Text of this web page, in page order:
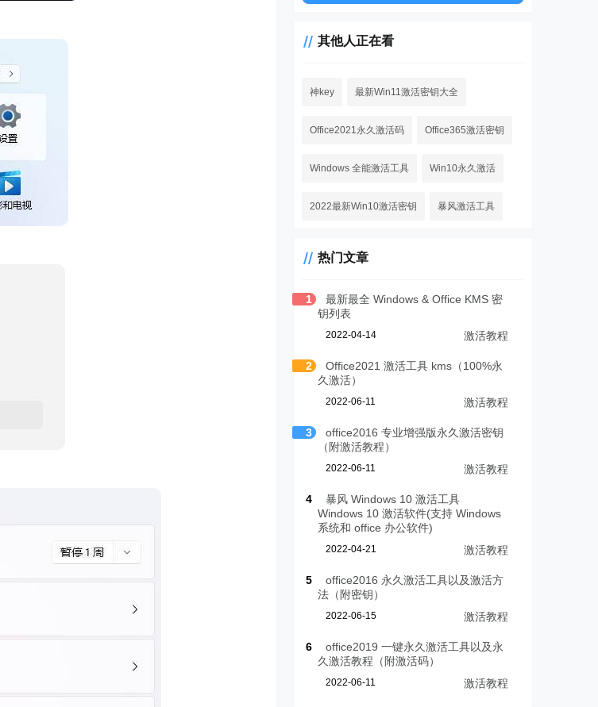
其他人正在看
神key 最新Win11激活密钥大全
Office2021永久激活码 Office365激活密钥
Windows 全能激活工具 Win10永久激活
2022最新Win10激活密钥 暴风激活工具
热门文章
1
最新最全 Windows & Office KMS 密
钥列表
2022-04-14 激活教程
2
Office2021 激活工具 kms（100%永
久激活）
2022-06-11 激活教程
3
office2016 专业增强版永久激活密钥
（附激活教程）
2022-06-11 激活教程
4
暴风 Windows 10 激活工具
Windows 10 激活软件(支持 Windows
系统和 office 办公软件)
2022-04-21 激活教程
5
office2016 永久激活工具以及激活方
法（附密钥）
2022-06-15 激活教程
6
office2019 一键永久激活工具以及永
久激活教程（附激活码）
2022-06-11 激活教程